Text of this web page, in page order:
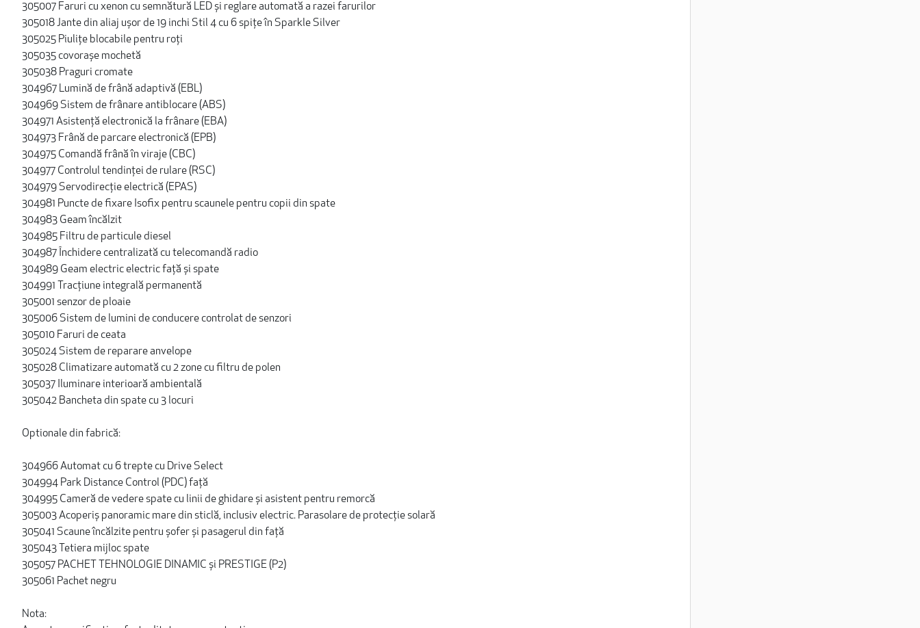
305007 Faruri cu xenon cu semnătură LED și reglare automată a razei farurilor
305018 Jante din aliaj ușor de 19 inchi Stil 4 cu 6 spițe în Sparkle Silver
305025 Piulițe blocabile pentru roți
305035 covorașe mochetă
305038 Praguri cromate
304967 Lumină de frână adaptivă (EBL)
304969 Sistem de frânare antiblocare (ABS)
304971 Asistență electronică la frânare (EBA)
304973 Frână de parcare electronică (EPB)
304975 Comandă frână în viraje (CBC)
304977 Controlul tendinței de rulare (RSC)
304979 Servodirecție electrică (EPAS)
304981 Puncte de fixare Isofix pentru scaunele pentru copii din spate
304983 Geam încălzit
304985 Filtru de particule diesel
304987 Închidere centralizată cu telecomandă radio
304989 Geam electric electric față și spate
304991 Tracţiune integrală permanentă
305001 senzor de ploaie
305006 Sistem de lumini de conducere controlat de senzori
305010 Faruri de ceata
305024 Sistem de reparare anvelope
305028 Climatizare automată cu 2 zone cu filtru de polen
305037 Iluminare interioară ambientală
305042 Bancheta din spate cu 3 locuri
Optionale din fabrică:
304966 Automat cu 6 trepte cu Drive Select
304994 Park Distance Control (PDC) față
304995 Cameră de vedere spate cu linii de ghidare și asistent pentru remorcă
305003 Acoperiș panoramic mare din sticlă, inclusiv electric. Parasolare de protecție solară
305041 Scaune încălzite pentru șofer și pasagerul din față
305043 Tetiera mijloc spate
305057 PACHET TEHNOLOGIE DINAMIC și PRESTIGE (P2)
305061 Pachet negru
Nota: